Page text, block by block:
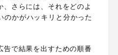
、さらには、それをどのよ
のかがハッキリと分かった
告で結果を出すための順番